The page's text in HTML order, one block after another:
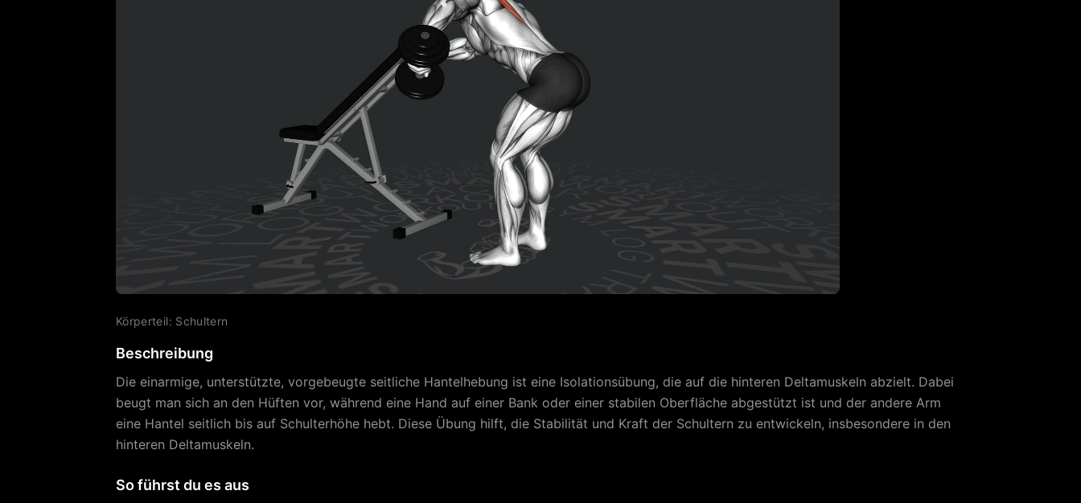
Körperteil: Schultern
Beschreibung
Die einarmige, unterstützte, vorgebeugte seitliche Hantelhebung ist eine Isolationsübung, die auf die hinteren Deltamuskeln abzielt. Dabei
beugt man sich an den Hüften vor, während eine Hand auf einer Bank oder einer stabilen Oberfläche abgestützt ist und der andere Arm
eine Hantel seitlich bis auf Schulterhöhe hebt. Diese Übung hilft, die Stabilität und Kraft der Schultern zu entwickeln, insbesondere in den
hinteren Deltamuskeln.
So führst du es aus